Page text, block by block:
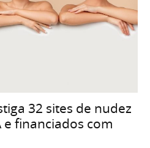
32 sites de nudez
financiados com